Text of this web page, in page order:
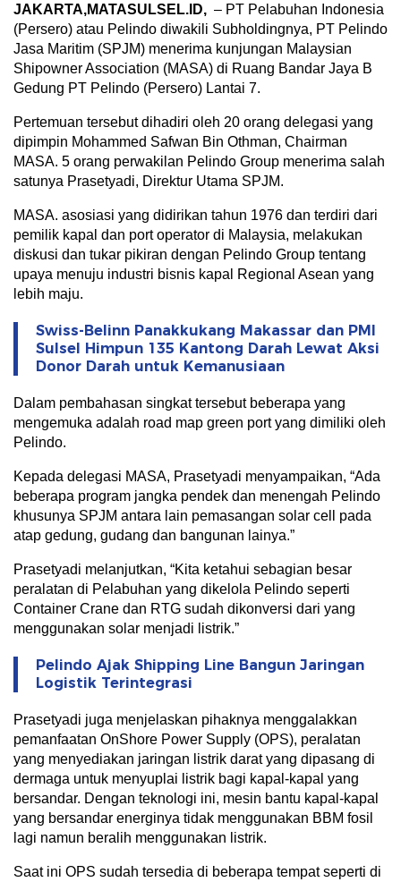
JAKARTA,MATASULSEL.ID, – PT Pelabuhan Indonesia
(Persero) atau Pelindo diwakili Subholdingnya, PT Pelindo
Jasa Maritim (SPJM) menerima kunjungan Malaysian
Shipowner Association (MASA) di Ruang Bandar Jaya B
Gedung PT Pelindo (Persero) Lantai 7.
Pertemuan tersebut dihadiri oleh 20 orang delegasi yang
dipimpin Mohammed Safwan Bin Othman, Chairman
MASA. 5 orang perwakilan Pelindo Group menerima salah
satunya Prasetyadi, Direktur Utama SPJM.
MASA. asosiasi yang didirikan tahun 1976 dan terdiri dari
pemilik kapal dan port operator di Malaysia, melakukan
diskusi dan tukar pikiran dengan Pelindo Group tentang
upaya menuju industri bisnis kapal Regional Asean yang
lebih maju.
Swiss-Belinn Panakkukang Makassar dan PMI
Sulsel Himpun 135 Kantong Darah Lewat Aksi
Donor Darah untuk Kemanusiaan
Dalam pembahasan singkat tersebut beberapa yang
mengemuka adalah road map green port yang dimiliki oleh
Pelindo.
Kepada delegasi MASA, Prasetyadi menyampaikan, “Ada
beberapa program jangka pendek dan menengah Pelindo
khusunya SPJM antara lain pemasangan solar cell pada
atap gedung, gudang dan bangunan lainya.”
Prasetyadi melanjutkan, “Kita ketahui sebagian besar
peralatan di Pelabuhan yang dikelola Pelindo seperti
Container Crane dan RTG sudah dikonversi dari yang
menggunakan solar menjadi listrik.”
Pelindo Ajak Shipping Line Bangun Jaringan
Logistik Terintegrasi
Prasetyadi juga menjelaskan pihaknya menggalakkan
pemanfaatan OnShore Power Supply (OPS), peralatan
yang menyediakan jaringan listrik darat yang dipasang di
dermaga untuk menyuplai listrik bagi kapal-kapal yang
bersandar. Dengan teknologi ini, mesin bantu kapal-kapal
yang bersandar energinya tidak menggunakan BBM fosil
lagi namun beralih menggunakan listrik.
Saat ini OPS sudah tersedia di beberapa tempat seperti di